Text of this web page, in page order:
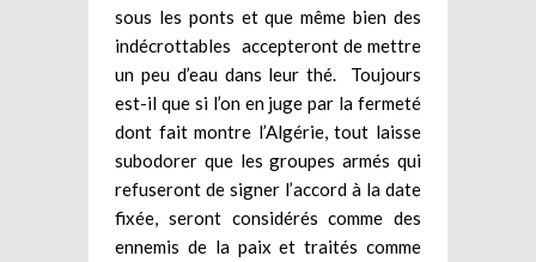
sous les ponts et que même bien des
indécrottables accepteront de mettre
un peu d’eau dans leur thé. Toujours
est-il que si l’on en juge par la fermeté
dont fait montre l’Algérie, tout laisse
subodorer que les groupes armés qui
refuseront de signer l’accord à la date
fixée, seront considérés comme des
ennemis de la paix et traités comme